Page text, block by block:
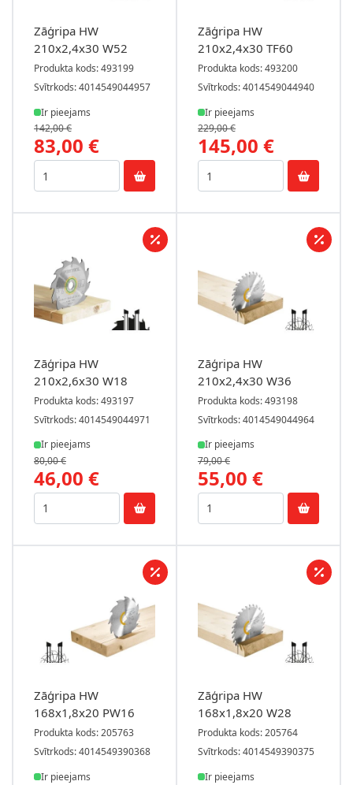
Zāģripa HW
210x2,4x30 W52
Produkta kods: 493199
Svītrkods: 4014549044957
Ir pieejams
83,00 €
142,00 €
Zāģripa HW
210x2,4x30 TF60
Produkta kods: 493200
Svītrkods: 4014549044940
Ir pieejams
145,00 €
229,00 €
Zāģripa HW
210x2,6x30 W18
Produkta kods: 493197
Svītrkods: 4014549044971
Ir pieejams
46,00 €
80,00 €
Zāģripa HW
210x2,4x30 W36
Produkta kods: 493198
Svītrkods: 4014549044964
Ir pieejams
55,00 €
79,00 €
Zāģripa HW
168x1,8x20 PW16
Produkta kods: 205763
Svītrkods: 4014549390368
Ir pieejams
Zāģripa HW
168x1,8x20 W28
Produkta kods: 205764
Svītrkods: 4014549390375
Ir pieejams